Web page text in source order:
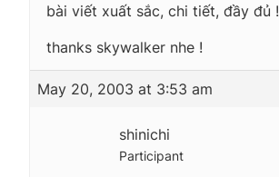
bài viết xuất sắc, chi tiết, đầy đủ !
thanks skywalker nhe !
May 20, 2003 at 3:53 am
shinichi
Participant